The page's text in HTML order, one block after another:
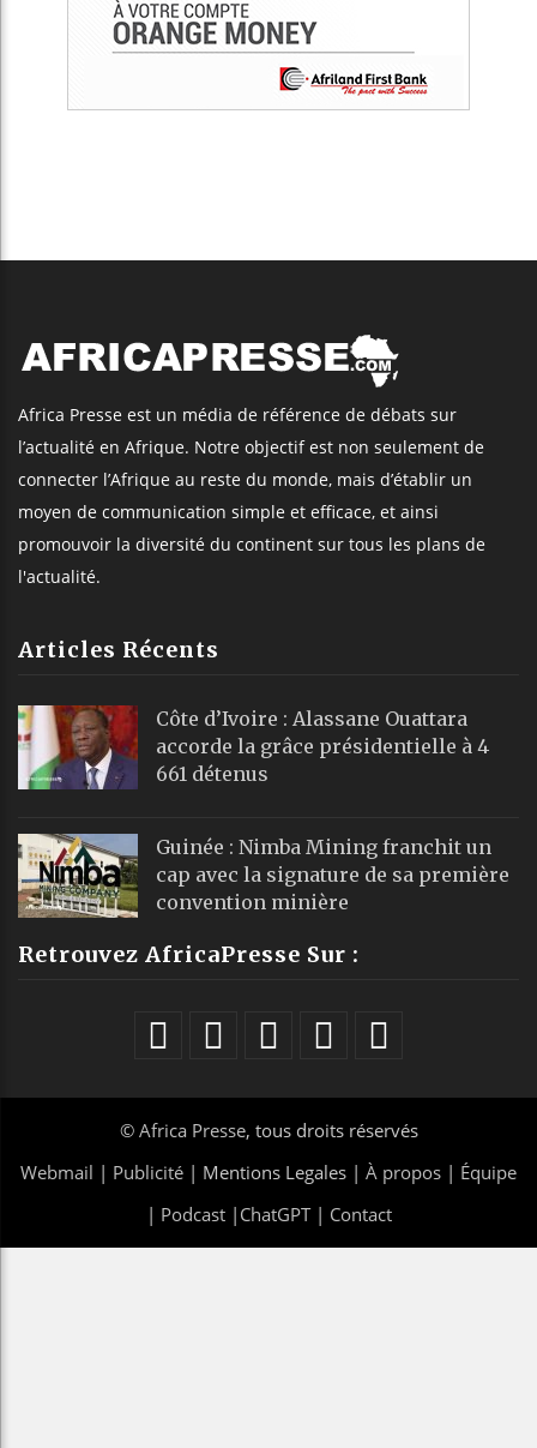
Africa Presse est un média de référence de débats sur
l’actualité en Afrique. Notre objectif est non seulement de
connecter l’Afrique au reste du monde, mais d’établir un
moyen de communication simple et efficace, et ainsi
promouvoir la diversité du continent sur tous les plans de
l'actualité.
Articles Récents
Côte d’Ivoire : Alassane Ouattara
accorde la grâce présidentielle à 4
661 détenus
Guinée : Nimba Mining franchit un
cap avec la signature de sa première
convention minière
Retrouvez AfricaPresse Sur :
© Africa Presse, tous droits réservés
Webmail | Publicité | Mentions Legales | À propos | Équipe
| Podcast| ChatGPT| Contact